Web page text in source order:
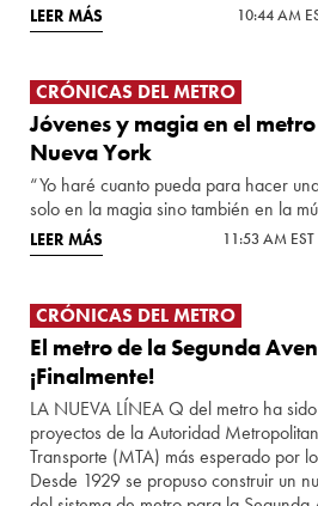
LEER MÁS 10:44 AM
CRÓNICAS DEL METRO
Jóvenes y magia en el
Nueva York
“Yo haré cuanto pueda para hacer
solo en la magia sino también en la
LEER MÁS 11:53 AM
CRÓNICAS DEL METRO
El metro de la Segunda
¡Finalmente!
LA NUEVA LÍNEA Q del metro ha
proyectos de la Autoridad
Transporte (MTA) más esperado por
Desde 1929 se propuso construir un